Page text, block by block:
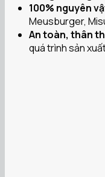
100% nguyên
Meusburger,
An toàn, thân
quá trình sản